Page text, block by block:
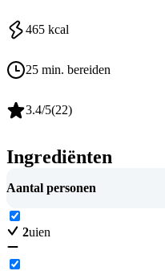
465 kcal
25 min. bereiden
3.4/5(22)
Ingrediënten
Aantal personen
2uien